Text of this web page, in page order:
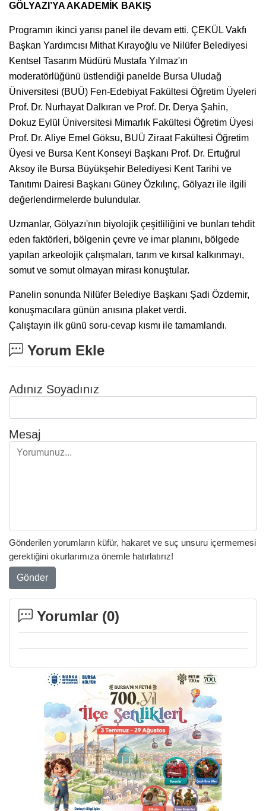
GÖLYAZI’YA AKADEMİK BAKIŞ
Programın ikinci yarısı panel ile devam etti. ÇEKÜL Vakfı
Başkan Yardımcısı Mithat Kırayoğlu ve Nilüfer Belediyesi
Kentsel Tasarım Müdürü Mustafa Yılmaz'ın
moderatörlüğünü üstlendiği panelde Bursa Uludağ
Üniversitesi (BUÜ) Fen-Edebiyat Fakültesi Öğretim Üyeleri
Prof. Dr. Nurhayat Dalkıran ve Prof. Dr. Derya Şahin,
Dokuz Eylül Üniversitesi Mimarlık Fakültesi Öğretim Üyesi
Prof. Dr. Aliye Emel Göksu, BUÜ Ziraat Fakültesi Öğretim
Üyesi ve Bursa Kent Konseyi Başkanı Prof. Dr. Ertuğrul
Aksoy ile Bursa Büyükşehir Belediyesi Kent Tarihi ve
Tanıtımı Dairesi Başkanı Güney Özkılınç, Gölyazı ile ilgili
değerlendirmelerde bulundular.
Uzmanlar, Gölyazı'nın biyolojik çeşitliliğini ve bunları tehdit
eden faktörleri, bölgenin çevre ve imar planını, bölgede
yapılan arkeolojik çalışmaları, tarım ve kırsal kalkınmayı,
somut ve somut olmayan mirası konuştular.
Panelin sonunda Nilüfer Belediye Başkanı Şadi Özdemir,
konuşmacılara günün anısına plaket verdi.
Çalıştayın ilk günü soru-cevap kısmı ile tamamlandı.
Yorum Ekle
Adınız Soyadınız
Mesaj
Gönderilen yorumların küfür, hakaret ve suç unsuru içermemesi
gerektiğini okurlarımıza önemle hatırlatırız!
Gönder
Yorumlar (0)